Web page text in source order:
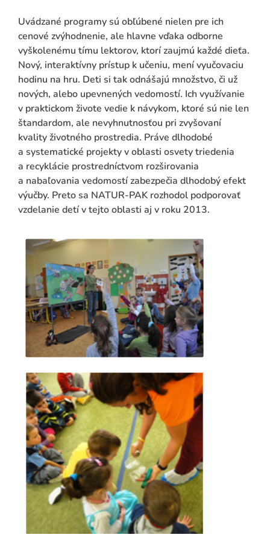
Uvádzané programy sú obľúbené nielen pre ich
cenové zvýhodnenie, ale hlavne vďaka odborne
vyškolenému tímu lektorov, ktorí zaujmú každé dieťa.
Nový, interaktívny prístup k učeniu, mení vyučovaciu
hodinu na hru. Deti si tak odnášajú množstvo, či už
nových, alebo upevnených vedomostí. Ich využívanie
v praktickom živote vedie k návykom, ktoré sú nie len
štandardom, ale nevyhnutnosťou pri zvyšovaní
kvality životného prostredia. Práve dlhodobé
a systematické projekty v oblasti osvety triedenia
a recyklácie prostredníctvom rozširovania
a nabaľovania vedomostí zabezpečia dlhodobý efekt
výučby. Preto sa NATUR-PAK rozhodol podporovať
vzdelanie detí v tejto oblasti aj v roku 2013.